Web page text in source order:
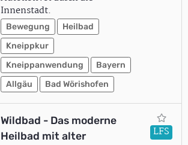
Innenstadt.
Bewegung
Heilbad
Kneippkur
Kneippanwendung
Bayern
Allgäu
Bad Wörishofen
Wildbad - Das moderne
Heilbad mit alter
LFS